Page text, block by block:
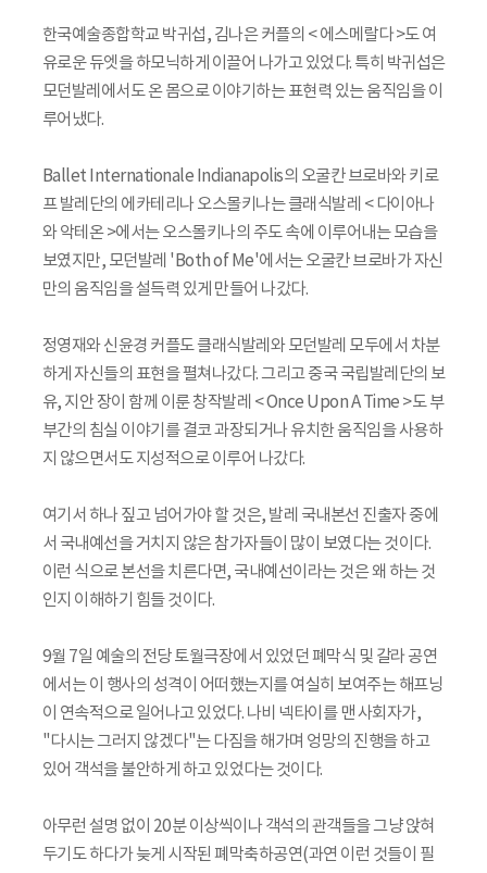
한국예술종합학교 박귀섭, 김나은 커플의 < 에스메랄다 >도 여
유로운 듀엣을 하모닉하게 이끌어 나가고 있었다. 특히 박귀섭은
모던발레에서도 온 몸으로 이야기하는 표현력 있는 움직임을 이
루어냈다.
Ballet Internationale Indianapolis의 오굴칸 브로바와 키로
프 발레단의 에카테리나 오스몰키나는 클래식발레 < 다이아나
와 악테온 >에서는 오스몰키나의 주도 속에 이루어내는 모습을
보였지만, 모던발레 'Both of Me'에서는 오굴칸 브로바가 자신
만의 움직임을 설득력 있게 만들어 나갔다.
정영재와 신윤경 커플도 클래식발레와 모던발레 모두에서 차분
하게 자신들의 표현을 펼쳐나갔다. 그리고 중국 국립발레단의 보
유, 지안 장이 함께 이룬 창작발레 < Once Upon A Time >도 부
부간의 침실 이야기를 결코 과장되거나 유치한 움직임을 사용하
지 않으면서도 지성적으로 이루어 나갔다.
여기서 하나 짚고 넘어가야 할 것은, 발레 국내본선 진출자 중에
서 국내예선을 거치지 않은 참가자들이 많이 보였다는 것이다.
이런 식으로 본선을 치른다면, 국내예선이라는 것은 왜 하는 것
인지 이해하기 힘들 것이다.
9월 7일 예술의 전당 토월극장에서 있었던 폐막식 및 갈라 공연
에서는 이 행사의 성격이 어떠했는지를 여실히 보여주는 해프닝
이 연속적으로 일어나고 있었다. 나비 넥타이를 맨 사회자가,
"다시는 그러지 않겠다"는 다짐을 해가며 엉망의 진행을 하고
있어 객석을 불안하게 하고 있었다는 것이다.
아무런 설명 없이 20분 이상씩이나 객석의 관객들을 그냥 앉혀
두기도 하다가 늦게 시작된 폐막축하공연(과연 이런 것들이 필